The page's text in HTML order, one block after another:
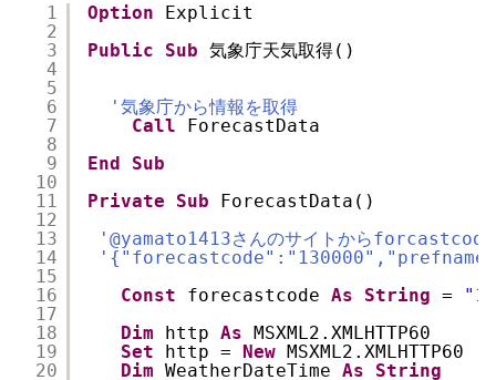
1
2
3
4
5
6
7
8
9
10
11
12
13
14
15
16
17
18
19
20
Option
Explicit
Public
Sub 気象庁天気取得()
'気象庁から情報を取得
Call
ForecastData
End
Sub
Private
Sub
ForecastData()
'@yamato1413さんのサイトからforcastcode
Const
forecastcode As String =
Dim
http As MSXML2.XMLHTTP60
Set
http = New MSXML2.XMLHTTP60
Dim WeatherDateTime As
String